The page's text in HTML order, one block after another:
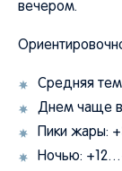
вечером.
Средняя
Днем чаще
Пики жары:
Ночью: